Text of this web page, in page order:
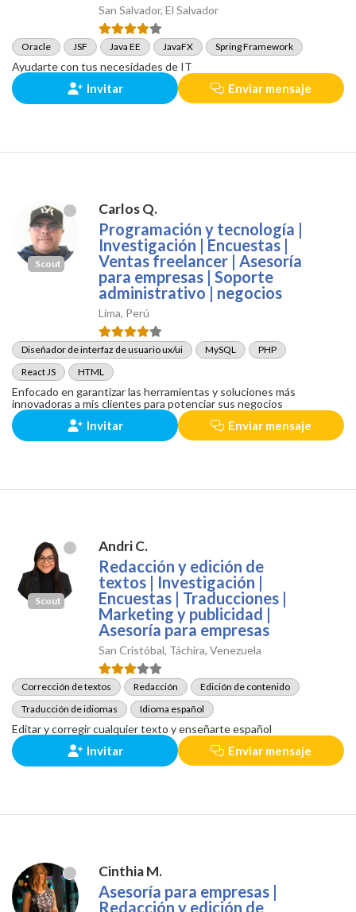
San Salvador, El Salvador
Oracle JSF Java EE JavaFX Spring Framework
Ayudarte con tus necesidades de IT
Invitar Enviar mensaje
Scout
Carlos Q.
Programación y tecnología |
Investigación | Encuestas |
Ventas freelancer | Asesoría
para empresas | Soporte
administrativo | negocios
Lima, Perú
Diseñador de interfaz de usuario ux/ui MySQL
PHP
React JS
HTML
Enfocado en garantizar las herramientas y soluciones más
innovadoras a mis clientes para potenciar sus negocios
Invitar Enviar mensaje
Scout
Andri C.
Redacción y edición de
textos | Investigación |
Encuestas | Traducciones |
Marketing y publicidad |
Asesoría para empresas
San Cristóbal, Táchira, Venezuela
Corrección de textos Redacción
Edición de contenido
Traducción de idiomas
Idioma español
Editar y corregir cualquier texto y enseñarte español
Invitar Enviar mensaje
Cinthia M.
Asesoría para empresas |
Redacción y edición de